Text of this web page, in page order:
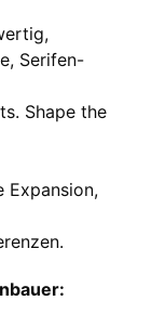
Serifen-
Shape the
Expansion,